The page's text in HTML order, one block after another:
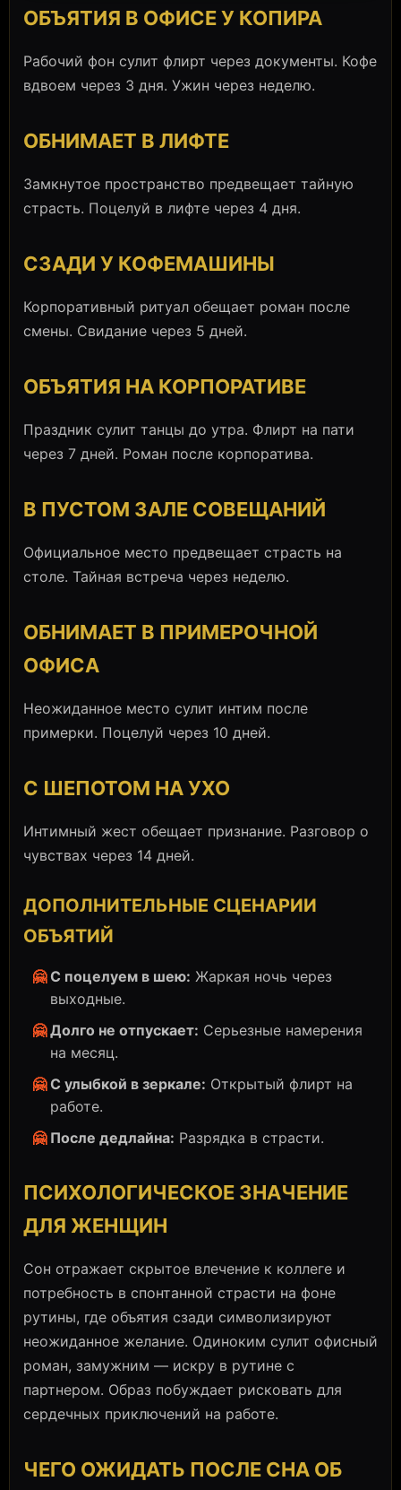
ОБЪЯТИЯ В ОФИСЕ У КОПИРА
Рабочий фон сулит флирт через документы. Кофе
вдвоем через 3 дня. Ужин через неделю.
ОБНИМАЕТ В ЛИФТЕ
Замкнутое пространство предвещает тайную
страсть. Поцелуй в лифте через 4 дня.
СЗАДИ У КОФЕМАШИНЫ
Корпоративный ритуал обещает роман после
смены. Свидание через 5 дней.
ОБЪЯТИЯ НА КОРПОРАТИВЕ
Праздник сулит танцы до утра. Флирт на пати
через 7 дней. Роман после корпоратива.
В ПУСТОМ ЗАЛЕ СОВЕЩАНИЙ
Официальное место предвещает страсть на
столе. Тайная встреча через неделю.
ОБНИМАЕТ В ПРИМЕРОЧНОЙ
ОФИСА
Неожиданное место сулит интим после
примерки. Поцелуй через 10 дней.
С ШЕПОТОМ НА УХО
Интимный жест обещает признание. Разговор о
чувствах через 14 дней.
ДОПОЛНИТЕЛЬНЫЕ СЦЕНАРИИ
ОБЪЯТИЙ
🤗 С поцелуем в шею: Жаркая ночь через
выходные.
🤗 Долго не отпускает: Серьезные намерения
на месяц.
🤗 С улыбкой в зеркале: Открытый флирт на
работе.
🤗 После дедлайна: Разрядка в страсти.
ПСИХОЛОГИЧЕСКОЕ ЗНАЧЕНИЕ
ДЛЯ ЖЕНЩИН
Сон отражает скрытое влечение к коллеге и
потребность в спонтанной страсти на фоне
рутины, где объятия сзади символизируют
неожиданное желание. Одиноким сулит офисный
роман, замужним — искру в рутине с
партнером. Образ побуждает рисковать для
сердечных приключений на работе.
ЧЕГО ОЖИДАТЬ ПОСЛЕ СНА ОБ